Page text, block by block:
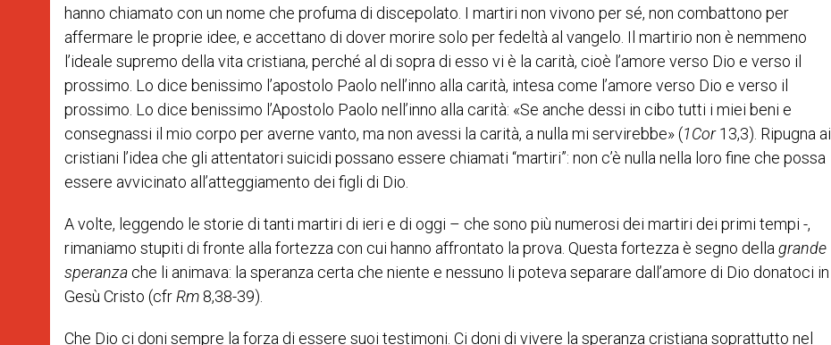
hanno chiamato con un nome che profuma di discepolato. I martiri non vivono per sé, non combattono per
affermare le proprie idee, e accettano di dover morire solo per fedeltà al vangelo. Il martirio non è nemmeno
l’ideale supremo della vita cristiana, perché al di sopra di esso vi è la carità, cioè l’amore verso Dio e verso il
prossimo. Lo dice benissimo l’apostolo Paolo nell’inno alla carità, intesa come l’amore verso Dio e verso il
prossimo. Lo dice benissimo l’Apostolo Paolo nell’inno alla carità: «Se anche dessi in cibo tutti i miei beni e
consegnassi il mio corpo per averne vanto, ma non avessi la carità, a nulla mi servirebbe» (1Cor13,3). Ripugna ai
cristiani l’idea che gli attentatori suicidi possano essere chiamati “martiri”: non c’è nulla nella loro fine che possa
essere avvicinato all’atteggiamento dei figli di Dio.
A volte, leggendo le storie di tanti martiri di ieri e di oggi – che sono più numerosi dei martiri dei primi tempi -,
rimaniamo stupiti di fronte alla fortezza con cui hanno affrontato la prova. Questa fortezza è segno della grande
speranza che li animava: la speranza certa che niente e nessuno li poteva separare dall’amore di Dio donatoci in
Gesù Cristo (cfrRm 8,38-39).
Che Dio ci doni sempre la forza di essere suoi testimoni. Ci doni di vivere la speranza cristiana soprattutto nel